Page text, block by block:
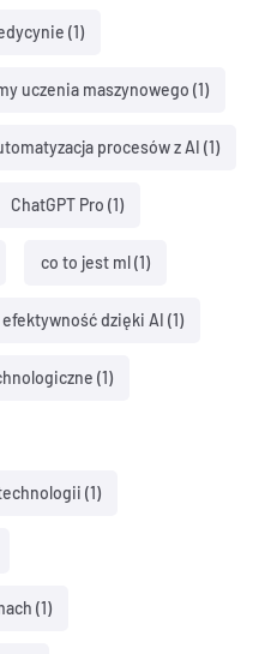
(1)
uczenia maszynowego (1)
procesów z AI (1)
ChatGPT Pro (1)
co to jest ml(1)
efektywność dzięki AI (1)
(1)
(1)
(1)